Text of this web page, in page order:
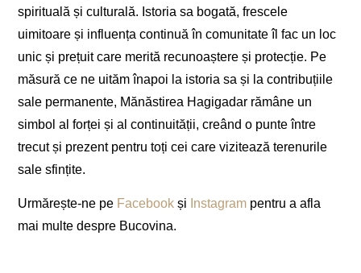
spirituală și culturală. Istoria sa bogată, frescele
uimitoare și influența continuă în comunitate îl fac un loc
unic și prețuit care merită recunoaștere și protecție. Pe
măsură ce ne uităm înapoi la istoria sa și la contribuțiile
sale permanente, Mănăstirea Hagigadar rămâne un
simbol al forței și al continuității, creând o punte între
trecut și prezent pentru toți cei care vizitează terenurile
sale sfințite.
Urmărește-ne pe Facebook și Instagram pentru a afla
mai multe despre Bucovina.